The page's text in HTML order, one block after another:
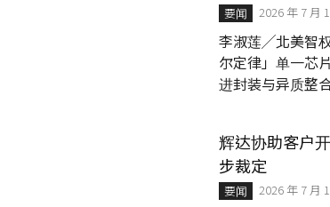
要闻 2026 年 7 月
李淑莲╱北美智
尔定律」单一芯
进封装与异质整
能焦虑。与此同
台积电资本支出
财权与地缘政...
辉达协助客户
步裁定
要闻 2026 年 7 月